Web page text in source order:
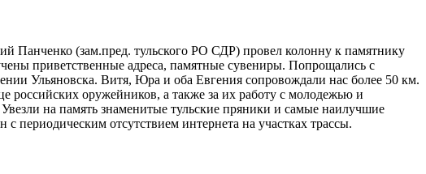
(зам.пред. тульского РО СДР) провел колонну к памятнику
приветственные адреса, памятные сувениры. Попрощались с
Ульяновска. Витя, Юра и оба Евгения сопровождали нас более 50 км.
российских оружейников, а также за их работу с молодежью и
на память знаменитые тульские пряники и самые наилучшие
периодическим отсутствием интернета на участках трассы.